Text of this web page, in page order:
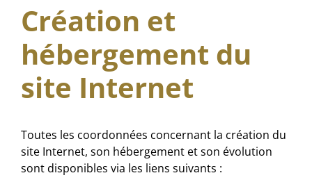
Création et
hébergement du
site Internet
Toutes les coordonnées concernant la création du
site Internet, son hébergement et son évolution
sont disponibles via les liens suivants :